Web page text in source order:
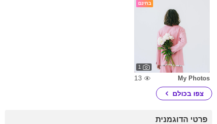
בחינם
1
My Photos
13
צפו בכולם
פרטי הדוגמנית